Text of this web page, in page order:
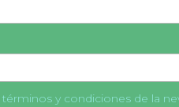
términos y condiciones de la